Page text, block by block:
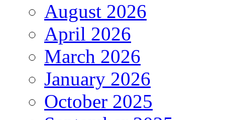
August 2026
April 2026
March 2026
January 2026
October 2025